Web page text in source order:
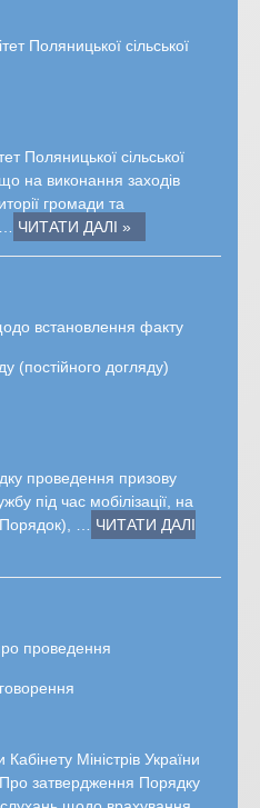
Поляницької сільської
Поляницької сільської
на виконання заходів
громади та
ЧИТАТИ ДАЛІ »
встановлення факту
(постійного догляду)
проведення призову
під час мобілізації, на
…
ЧИТАТИ ДАЛІ
проведення
Міністрів України
затвердження Порядку